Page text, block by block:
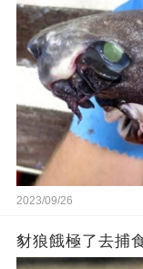
2023/09/26
豺狼餓極了去捕